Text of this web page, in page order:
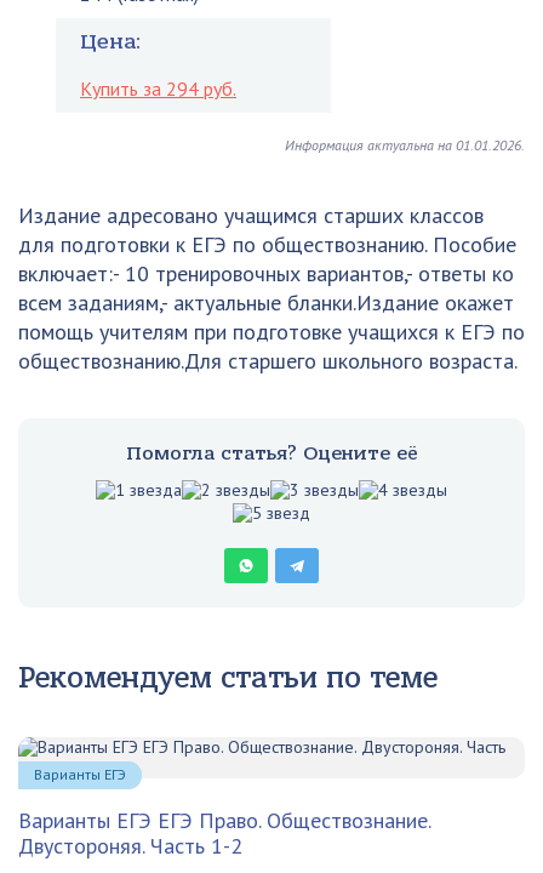
Цена:
Купить за 294 руб.
Информация актуальна на 01.01.2026.
Издание адресовано учащимся старших классов
для подготовки к ЕГЭ по обществознанию. Пособие
включает:- 10 тренировочных вариантов,- ответы ко
всем заданиям,- актуальные бланки.Издание окажет
помощь учителям при подготовке учащихся к ЕГЭ по
обществознанию.Для старшего школьного возраста.
Помогла статья? Оцените её
Рекомендуем статьи по теме
Варианты ЕГЭ ЕГЭ Право. Обществознание.
Двустороняя. Часть 1-2
Варианты ЕГЭ